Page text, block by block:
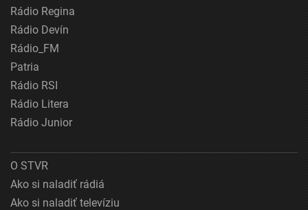
Rádio Regina
Rádio Devín
Rádio_FM
Patria
Rádio RSI
Rádio Litera
Rádio Junior
O STVR
Ako si naladiť rádiá
Ako si naladiť televíziu